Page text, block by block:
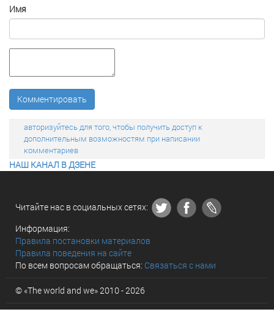
Имя
Комментировать
авторизуйтесь для того, чтобы получить доступ к
дополнительным возможностям при написании
комментариев
НАШ КАНАЛ В ДЗЕНЕ
Читайте нас в социальных сетях:
Информация:
Правила постановки материалов
Правила поведения на сайте
По всем вопросам обращаться: Связаться с нами
© «The world and we» 2010 - 2026